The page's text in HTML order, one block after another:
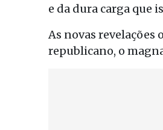
e da dura carga que
As novas revelações
republicano, o